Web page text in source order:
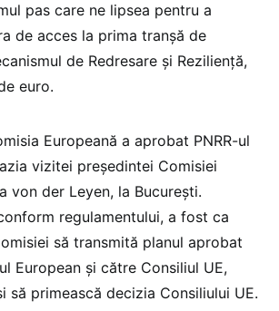
pas care ne lipsea pentru a
de acces la prima tranșă de
de Redresare și Reziliență,
euro.
Europeană a aprobat PNRR-ul
vizitei președintei Comisiei
von der Leyen, la București.
regulamentului, a fost ca
să transmită planul aprobat
European și către Consiliul UE,
să primească decizia Consiliului UE.